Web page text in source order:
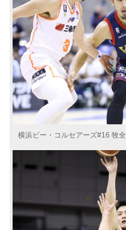
横浜ビー・コルセアーズ#16 牧全